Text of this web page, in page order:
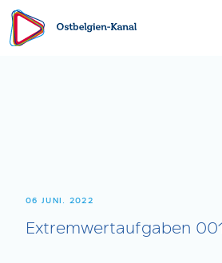
06 JUNI. 2022
Extremwertaufgaben 001